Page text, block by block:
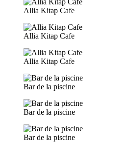
Allia Kitap Cafe
Allia Kitap Cafe
Allia Kitap Cafe
Bar de la piscine
Bar de la piscine
Bar de la piscine